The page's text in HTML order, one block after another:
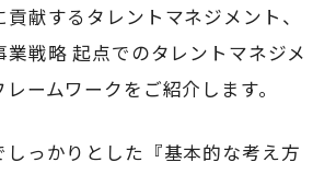
献するタレントマネジメント、
業戦略 起点でのタレントマネジメ
ームワークをご紹介します。
っかりとした『基本的な考え方